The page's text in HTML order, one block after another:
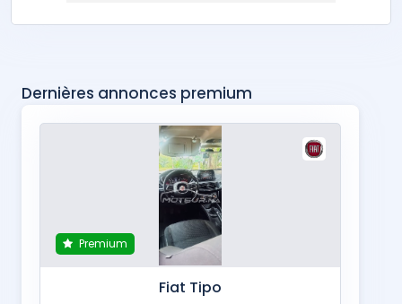
Dernières annonces premium
Premium
Fiat Tipo